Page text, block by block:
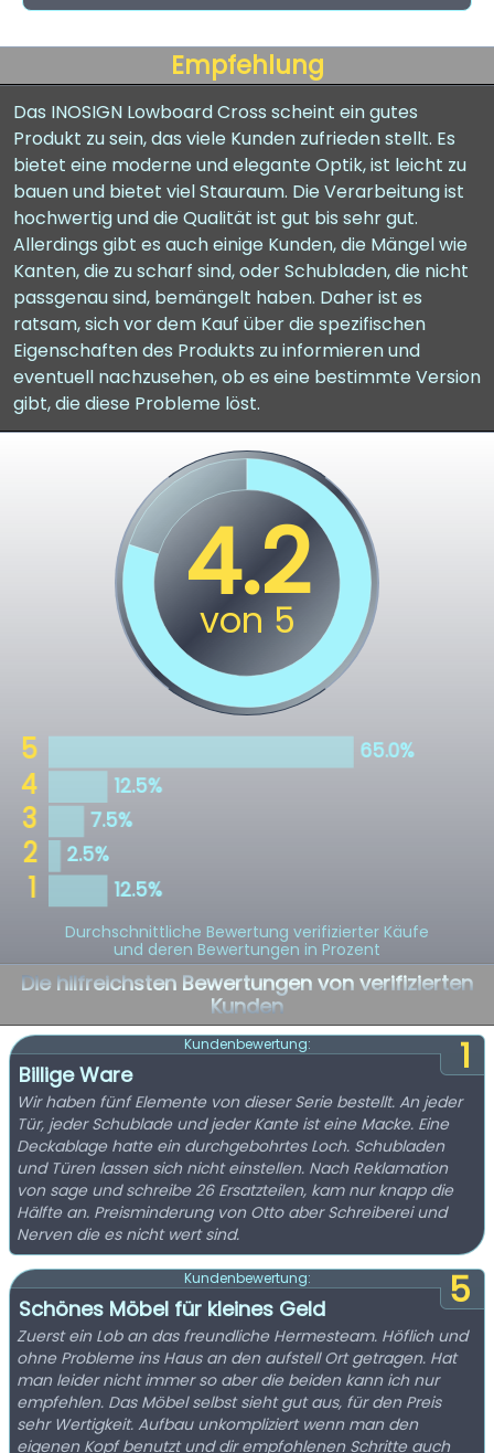
Empfehlung
Das INOSIGN Lowboard Cross scheint ein gutes
Produkt zu sein, das viele Kunden zufrieden stellt. Es
bietet eine moderne und elegante Optik, ist leicht zu
bauen und bietet viel Stauraum. Die Verarbeitung ist
hochwertig und die Qualität ist gut bis sehr gut.
Allerdings gibt es auch einige Kunden, die Mängel wie
Kanten, die zu scharf sind, oder Schubladen, die nicht
passgenau sind, bemängelt haben. Daher ist es
ratsam, sich vor dem Kauf über die spezifischen
Eigenschaften des Produkts zu informieren und
eventuell nachzusehen, ob es eine bestimmte Version
gibt, die diese Probleme löst.
Durchschnittliche Bewertung verifizierter Käufe
und deren Bewertungen in Prozent
Die hilfreichsten Bewertungen von verifizierten
Kunden
1
Kundenbewertung:
Billige Ware
Wir haben fünf Elemente von dieser Serie bestellt. An jeder
Tür, jeder Schublade und jeder Kante ist eine Macke. Eine
Deckablage hatte ein durchgebohrtes Loch. Schubladen
und Türen lassen sich nicht einstellen. Nach Reklamation
von sage und schreibe 26 Ersatzteilen, kam nur knapp die
Hälfte an. Preisminderung von Otto aber Schreiberei und
Nerven die es nicht wert sind.
5
Kundenbewertung:
Schönes Möbel für kleines Geld
Zuerst ein Lob an das freundliche Hermesteam. Höflich und
ohne Probleme ins Haus an den aufstell Ort getragen. Hat
man leider nicht immer so aber die beiden kann ich nur
empfehlen. Das Möbel selbst sieht gut aus, für den Preis
sehr Wertigkeit. Aufbau unkompliziert wenn man den
eigenen Kopf benutzt und dir empfohlenen Schritte auch